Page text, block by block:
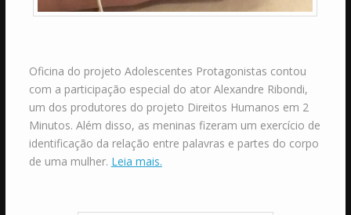
Oficina do projeto Adolescentes Protagonistas contou
com a participação especial do ator Alexandre Ribondi,
um dos produtores do projeto Direitos Humanos em 2
Minutos. Além disso, as meninas fizeram um exercício de
identificação da relação entre palavras e partes do corpo
de uma mulher. Leia mais.